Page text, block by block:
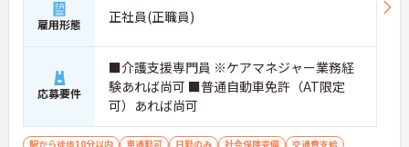
雇用形態 正社員(正職員)
応募要件
■介護支援専門員 ※ケアマネジャー業務経
験あれば尚可 ■普通自動車免許（AT限定
可）あれば尚可
駅から徒歩10分以内 車通勤可 日勤のみ 社会保険完備
交通費支給